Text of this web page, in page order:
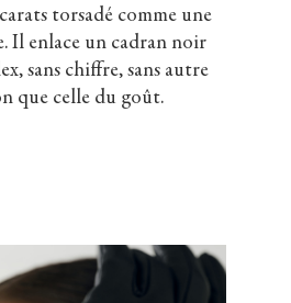
torsadé comme une
Il enlace un cadran noir
sans chiffre, sans autre
que celle du goût.